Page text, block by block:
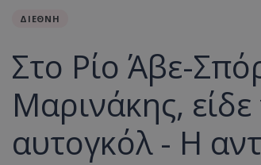
ΔΙΕΘΝΗ
Στο Ρίο Άβε-
Μαρινάκης,
αυτογκόλ - Η